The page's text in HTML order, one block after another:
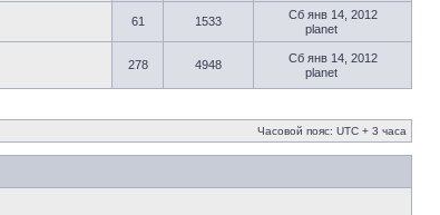
61 1533
Сб янв 14, 2012
planet
278 4948
Сб янв 14, 2012
planet
Часовой пояс: UTC + 3 часа